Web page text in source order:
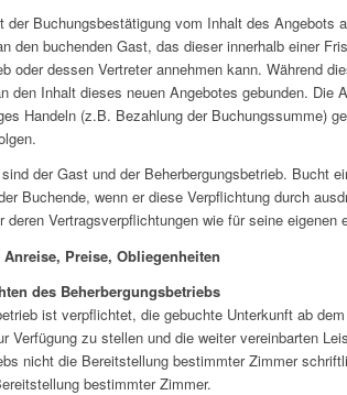
der Buchungsbestätigung vom Inhalt des Angebots
den buchenden Gast, das dieser innerhalb einer
oder dessen Vertreter annehmen kann. Während
den Inhalt dieses neuen Angebotes gebunden. Die
Handeln (z.B. Bezahlung der Buchungssumme)
der Gast und der Beherbergungsbetrieb. Bucht
Buchende, wenn er diese Verpflichtung durch
deren Vertragsverpflichtungen wie für seine eigenen
Preise, Obliegenheiten
des Beherbergungsbetriebs
ist verpflichtet, die gebuchte Unterkunft ab
Verfügung zu stellen und die weiter vereinbarten
nicht die Bereitstellung bestimmter Zimmer
bestimmter Zimmer.